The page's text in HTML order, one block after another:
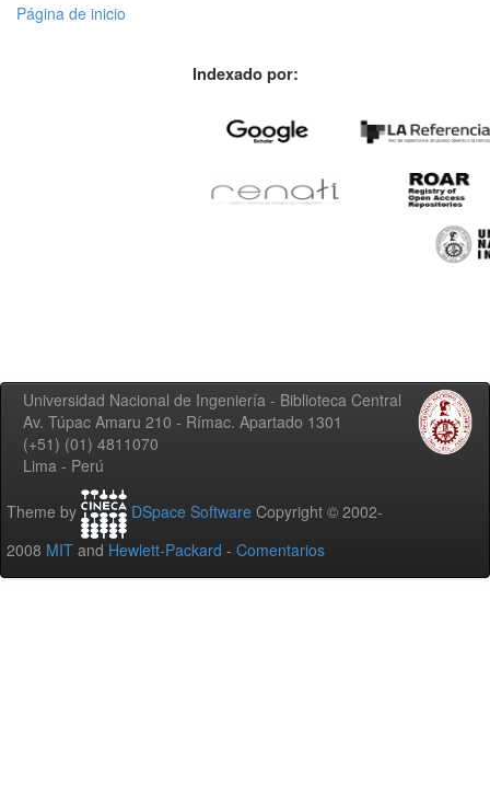
Página de inicio
Indexado por:
Universidad Nacional de Ingeniería - Biblioteca Central
Av. Túpac Amaru 210 - Rímac. Apartado 1301
(+51) (01) 4811070
Lima - Perú
Theme by DSpace Software Copyright © 2002-
2008 MIT and Hewlett-Packard - Comentarios